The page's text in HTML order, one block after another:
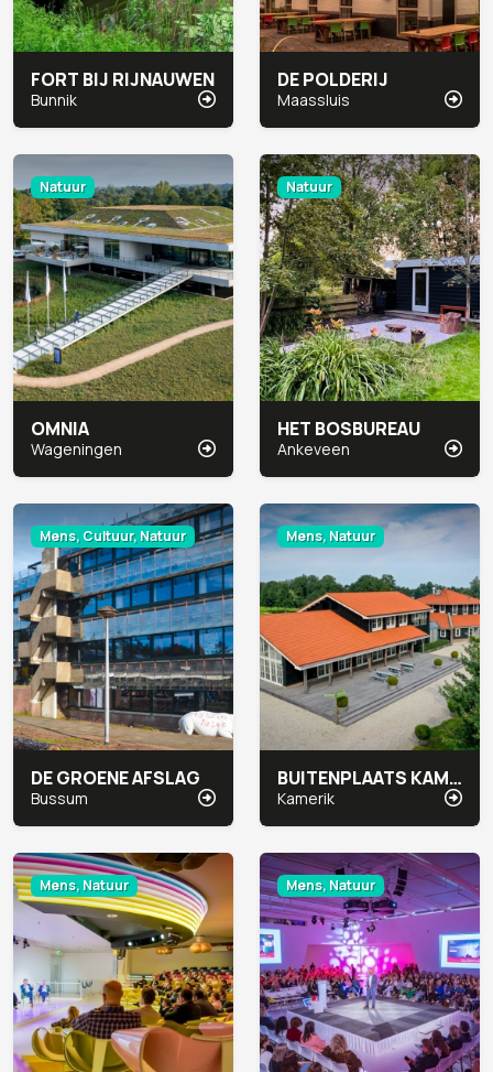
FORT BIJ RIJNAUWEN
Bunnik
DE POLDERIJ
Maassluis
Natuur
OMNIA
Wageningen
Natuur
HET BOSBUREAU
Ankeveen
Mens, Cultuur, Natuur
DE GROENE AFSLAG
Bussum
Mens, Natuur
BUITENPLAATS KAMERYCK
Kamerik
Mens, Natuur Mens, Natuur